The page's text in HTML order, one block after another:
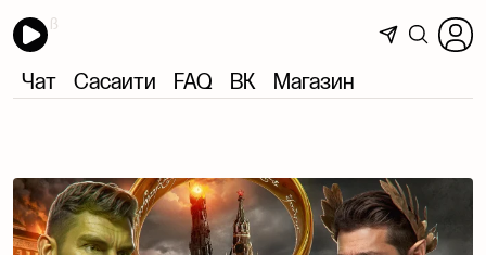
Чат Сасаити FAQ ВК Магазин